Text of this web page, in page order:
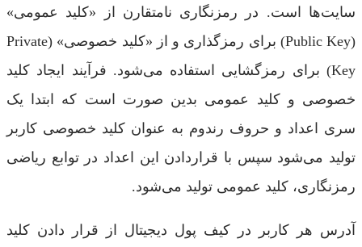
سایت‌ها است. در رمزنگاری نامتقارن از «کلید عمومی»
(Public Key) برای رمزگذاری و از «کلید خصوصی» (Private
Key) برای رمزگشایی استفاده می‌شود. فرآیند ایجاد کلید
خصوصی و کلید عمومی بدین صورت است که ابتدا یک
سری اعداد و حروف رندوم به عنوان کلید خصوصی کاربر
تولید می‌شود سپس با قراردادن این اعداد در توابع ریاضی
رمزنگاری، کلید عمومی تولید می‌شود.
آدرس هر کاربر در کیف پول دیجیتال از قرار دادن کلید